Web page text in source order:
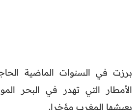
برزت في السنوات الماضية
الأمطار التي تهدر في البحر
يعيشها المغرب مؤخرا.